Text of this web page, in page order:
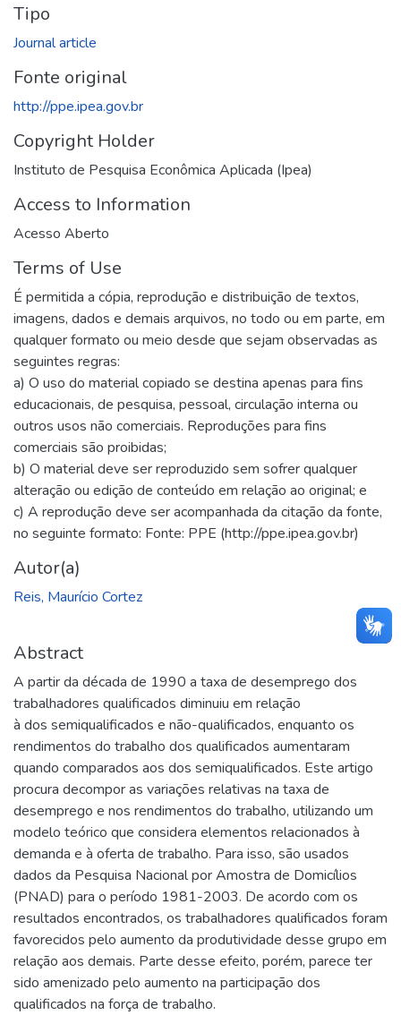
Tipo
Journal article
Fonte original
http://ppe.ipea.gov.br
Copyright Holder
Instituto de Pesquisa Econômica Aplicada (Ipea)
Access to Information
Acesso Aberto
Terms of Use
É permitida a cópia, reprodução e distribuição de textos,
imagens, dados e demais arquivos, no todo ou em parte, em
qualquer formato ou meio desde que sejam observadas as
seguintes regras:
a) O uso do material copiado se destina apenas para fins
educacionais, de pesquisa, pessoal, circulação interna ou
outros usos não comerciais. Reproduções para fins
comerciais são proibidas;
b) O material deve ser reproduzido sem sofrer qualquer
alteração ou edição de conteúdo em relação ao original; e
c) A reprodução deve ser acompanhada da citação da fonte,
no seguinte formato: Fonte: PPE (http://ppe.ipea.gov.br)
Autor(a)
Reis, Maurício Cortez
Abstract
A partir da década de 1990 a taxa de desemprego dos
trabalhadores qualificados diminuiu em relação
à dos semiqualificados e não-qualificados, enquanto os
rendimentos do trabalho dos qualificados aumentaram
quando comparados aos dos semiqualificados. Este artigo
procura decompor as variações relativas na taxa de
desemprego e nos rendimentos do trabalho, utilizando um
modelo teórico que considera elementos relacionados à
demanda e à oferta de trabalho. Para isso, são usados
dados da Pesquisa Nacional por Amostra de Domicílios
(PNAD) para o período 1981-2003. De acordo com os
resultados encontrados, os trabalhadores qualificados foram
favorecidos pelo aumento da produtividade desse grupo em
relação aos demais. Parte desse efeito, porém, parece ter
sido amenizado pelo aumento na participação dos
qualificados na força de trabalho.